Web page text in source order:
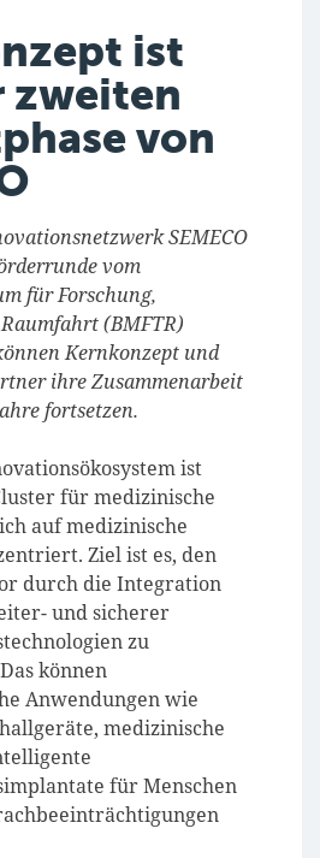
ist
zweiten
von
SEMECO
vom
für Forschung,
(BMFTR)
Kernkonzept und
ihre Zusammenarbeit
fortsetzen.
ist
für medizinische
auf medizinische
Ziel ist es, den
durch die Integration
und sicherer
zu
können
Anwendungen wie
medizinische
für Menschen